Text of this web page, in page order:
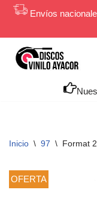
contenido
Envíos
Inicio \ 97 \ Format
OFERTA